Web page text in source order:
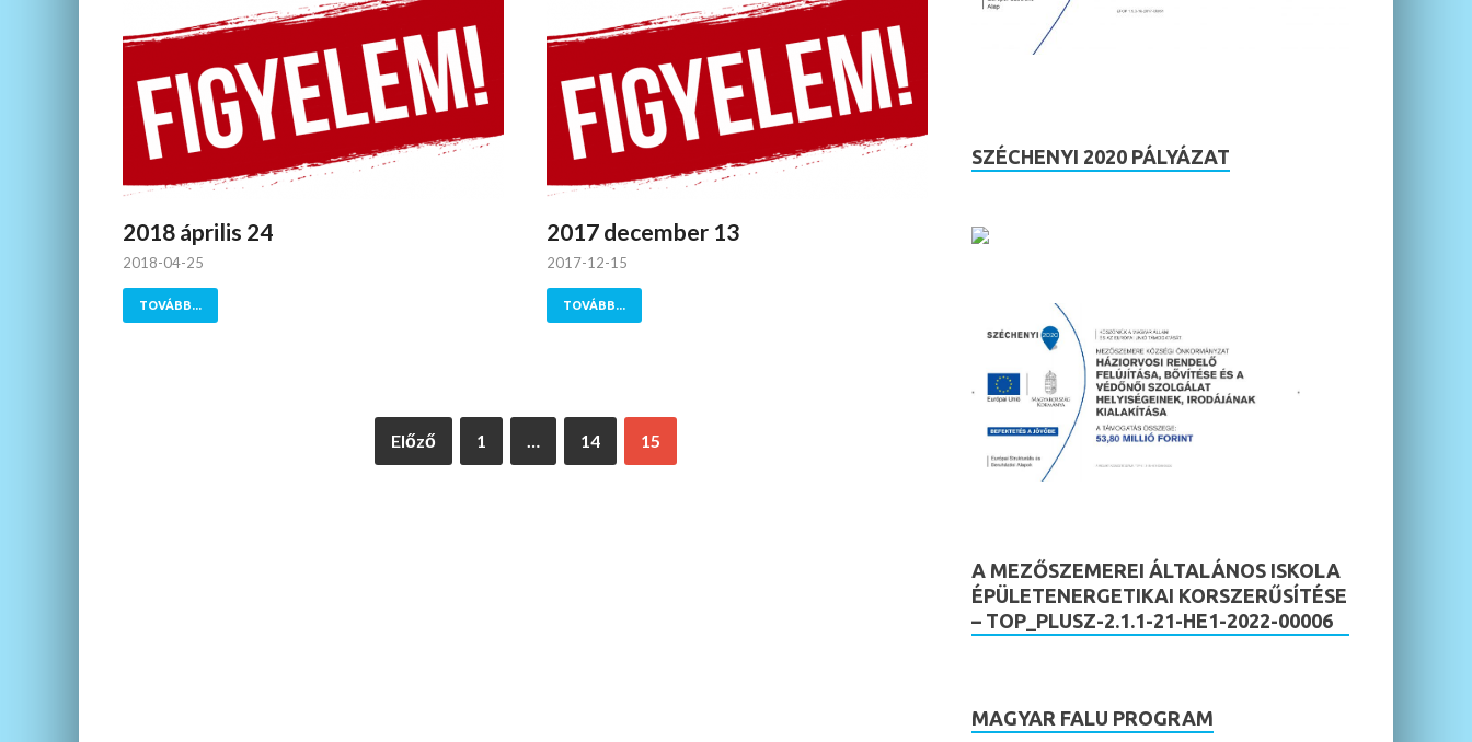
2018 április 24
2018-04-25
TOVÁBB...
2017 december 13
2017-12-15
TOVÁBB...
Előző 1 … 14 15
SZÉCHENYI 2020 PÁLYÁZAT
A MEZŐSZEMEREI ÁLTALÁNOS ISKOLA
ÉPÜLETENERGETIKAI KORSZERŰSÍTÉSE
– TOP_PLUSZ-2.1.1-21-HE1-2022-00006
MAGYAR FALU PROGRAM